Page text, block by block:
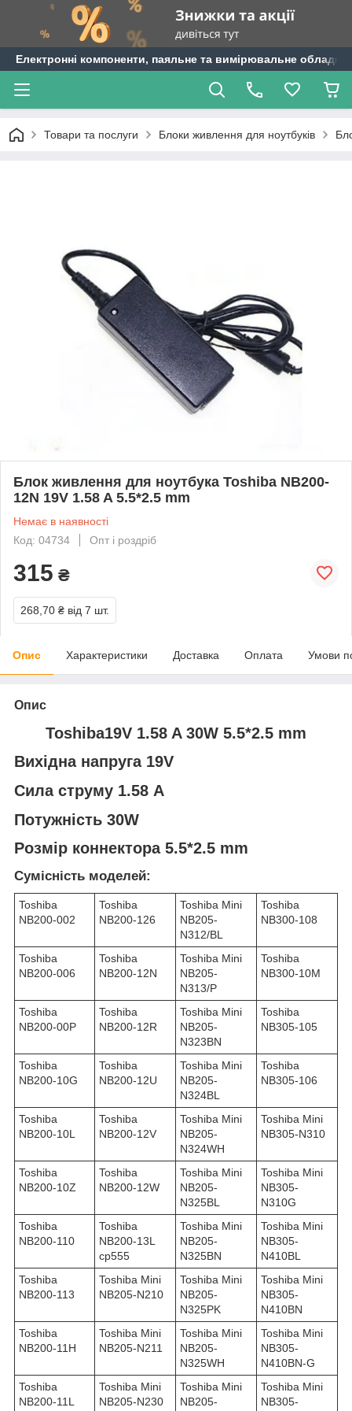
Електронні компоненти, паяльне та вимірювальне
Товари та послуги Блоки живлення для ноутбуків
Блок живлення для ноутбука Toshiba NB200-
12N 19V 1.58 A 5.5*2.5 mm
Немає в наявності
Код: 04734
Опт і роздріб
315 ₴
268,70 ₴ від 7 шт.
Опис Характеристики Доставка Оплата Умови
Опис
Toshiba19V 1.58 A 30W 5.5*2.5 mm
Вихідна напруга 19V
Сила струму 1.58 A
Потужність 30W
Розмір коннектора 5.5*2.5 mm
Сумісність моделей:
Toshiba
NB200-002
Toshiba
NB200-126
Toshiba Mini
NB205-
N312/BL
Toshiba
NB300-108
Toshiba
NB200-006
Toshiba
NB200-12N
Toshiba Mini
NB205-
N313/P
Toshiba
NB300-10M
Toshiba
NB200-00P
Toshiba
NB200-12R
Toshiba Mini
NB205-
N323BN
Toshiba
NB305-105
Toshiba
NB200-10G
Toshiba
NB200-12U
Toshiba Mini
NB205-
N324BL
Toshiba
NB305-106
Toshiba
NB200-10L
Toshiba
NB200-12V
Toshiba Mini
NB205-
N324WH
Toshiba Mini
NB305-N310
Toshiba
NB200-10Z
Toshiba
NB200-12W
Toshiba Mini
NB205-
N325BL
Toshiba Mini
NB305-
N310G
Toshiba
NB200-110
Toshiba
NB200-13L
ср555
Toshiba Mini
NB205-
N325BN
Toshiba Mini
NB305-
N410BL
Toshiba
NB200-113
Toshiba Mini
NB205-N210
Toshiba Mini
NB205-
N325PK
Toshiba Mini
NB305-
N410BN
Toshiba
NB200-11H
Toshiba Mini
NB205-N211
Toshiba Mini
NB205-
N325WH
Toshiba Mini
NB305-
N410BN-G
Toshiba
NB200-11L
Toshiba Mini
NB205-N230
Toshiba Mini
NB205-
Toshiba Mini
NB305-